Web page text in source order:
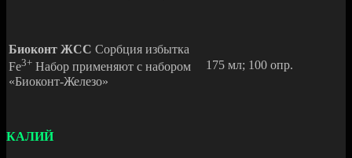
Биоконт ЖСС Сорбция избытка
Fe3+ Набор применяют с набором
«Биоконт-Железо»
175 мл; 100 опр.
КАЛИЙ